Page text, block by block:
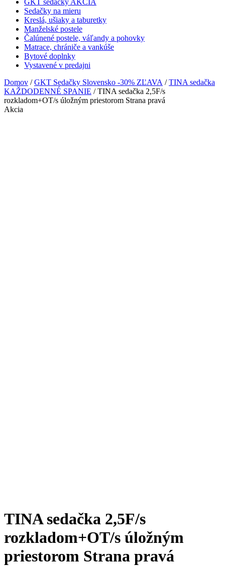
GKT sedačky AKCIA
Sedačky na mieru
Kreslá, ušiaky a taburetky
Manželské postele
Čalúnené postele, váľandy a pohovky
Matrace, chrániče a vankúše
Bytové doplnky
Vystavené v predajni
Domov /GKT Sedačky Slovensko -30% ZĽAVA /TINA sedačka
KAŽDODENNÉ SPANIE / TINA sedačka 2,5F/s
rozkladom+OT/s úložným priestorom Strana pravá
Akcia
TINA sedačka 2,5F/s
rozkladom+OT/s úložným
priestorom Strana pravá